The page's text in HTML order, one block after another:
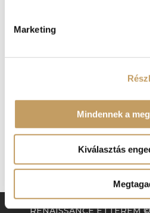
Marketing
Mindennek a
Kiválasztás
Kosár
No products in the cart.
RENAISSANCE ÉTTEREM